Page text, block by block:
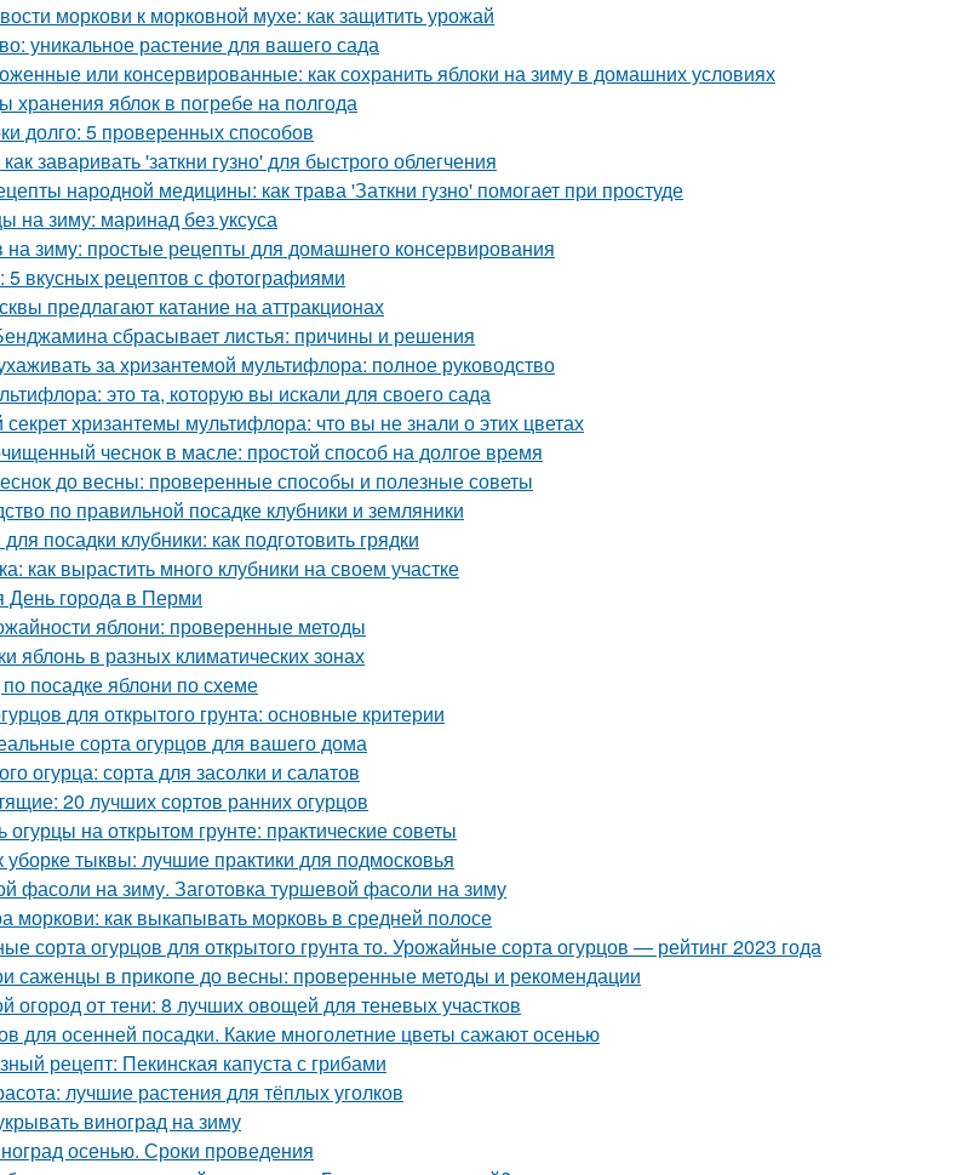
моркови к морковной мухе: как защитить урожай
уникальное растение для вашего сада
или консервированные: как сохранить яблоки на зиму в домашних условиях
хранения яблок в погребе на полгода
долго: 5 проверенных способов
заваривать 'заткни гузно' для быстрого облегчения
народной медицины: как трава 'Заткни гузно' помогает при простуде
на зиму: маринад без уксуса
на зиму: простые рецепты для домашнего консервирования
5 вкусных рецептов с фотографиями
предлагают катание на аттракционах
сбрасывает листья: причины и решения
за хризантемой мультифлора: полное руководство
это та, которую вы искали для своего сада
хризантемы мультифлора: что вы не знали о этих цветах
чеснок в масле: простой способ на долгое время
до весны: проверенные способы и полезные советы
по правильной посадке клубники и земляники
посадки клубники: как подготовить грядки
как вырастить много клубники на своем участке
День города в Перми
яблони: проверенные методы
яблонь в разных климатических зонах
посадке яблони по схеме
для открытого грунта: основные критерии
сорта огурцов для вашего дома
огурца: сорта для засолки и салатов
20 лучших сортов ранних огурцов
на открытом грунте: практические советы
уборке тыквы: лучшие практики для подмосковья
фасоли на зиму. Заготовка туршевой фасоли на зиму
моркови: как выкапывать морковь в средней полосе
сорта огурцов для открытого грунта то. Урожайные сорта огурцов — рейтинг 2023 года
саженцы в прикопе до весны: проверенные методы и рекомендации
огород от тени: 8 лучших овощей для теневых участков
для осенней посадки. Какие многолетние цветы сажают осенью
рецепт: Пекинская капуста с грибами
лучшие растения для тёплых уголков
виноград на зиму
осенью. Сроки проведения